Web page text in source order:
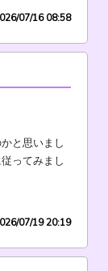
07/16 08:58
と思いまし
ってみまし
07/19 20:19